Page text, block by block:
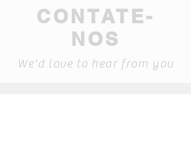
CONTATE-
NOS
We'd love to hear from you